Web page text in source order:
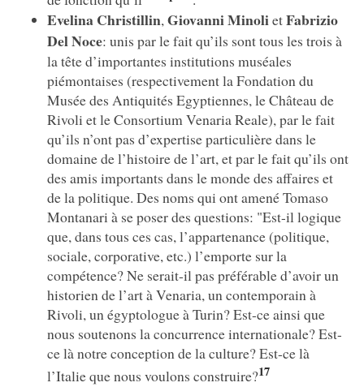
Evelina Christillin,Giovanni MinolietFabrizio
Del Noce: unis par le fait qu’ils sont tous les trois à
la tête d’importantes institutions muséales
piémontaises (respectivement la Fondation du
Musée des Antiquités Egyptiennes, le Château de
Rivoli et le Consortium Venaria Reale), par le fait
qu’ils n’ont pas d’expertise particulière dans le
domaine de l’histoire de l’art, et par le fait qu’ils ont
des amis importants dans le monde des affaires et
de la politique. Des noms qui ont amené Tomaso
Montanari à se poser des questions: "Est-il logique
que, dans tous ces cas, l’appartenance (politique,
sociale, corporative, etc.) l’emporte sur la
compétence? Ne serait-il pas préférable d’avoir un
historien de l’art à Venaria, un contemporain à
Rivoli, un égyptologue à Turin? Est-ce ainsi que
nous soutenons la concurrence internationale? Est-
ce là notre conception de la culture? Est-ce là
l’Italie que nous voulons construire?17